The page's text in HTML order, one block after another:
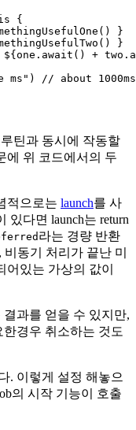
{
() }
() }
await () + two.
ms" )
// about 1000ms
틴과 동시에 작동할
에 위 코드에서의 두
적으로는 launch를 사
있다면 launch는 return
라는 경량 반환
동기 처리가 끝난 미
있는 가상의 값이
과를 얻을 수 있지만,
경우 취소하는 것도
. 이렇게 설정 해놓으
의 시작 기능이 호출